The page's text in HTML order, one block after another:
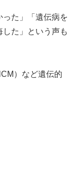
った」「遺伝病を
た」という声も
）など遺伝的